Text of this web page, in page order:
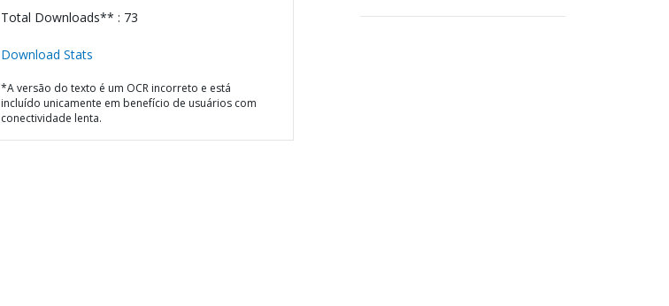
Total Downloads** : 73
Download Stats
*A versão do texto é um OCR incorreto e está
incluído unicamente em benefício de usuários com
conectividade lenta.